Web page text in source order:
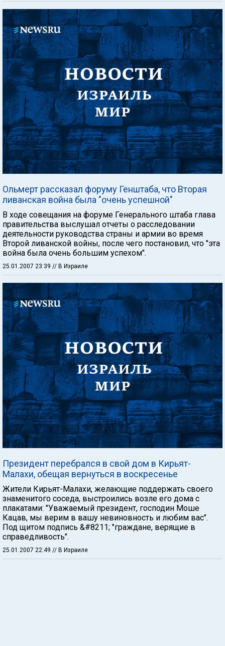
Ольмерт рассказал форуму Генштаба, что Вторая
ливанская война была "очень успешной"
В ходе совещания на форуме Генерального штаба глава
правительства выслушал отчеты о расследовании
деятельности руководства страны и армии во время
Второй ливанской войны, после чего постановил, что "эта
война была очень большим успехом".
25.01.2007 23:39 // В Израиле
Президент перебрался в свой дом в Кирьят-
Малахи, обещая вернуться в воскресенье
Жители Кирьят-Малахи, желающие поддержать своего
знаменитого соседа, выстроились возле его дома с
плакатами: "Уважаемый президент, господин Моше
Кацав, мы верим в вашу невиновность и любим вас".
Под щитом подпись &#8211; "граждане, верящие в
справедливость".
25.01.2007 22:49 // В Израиле